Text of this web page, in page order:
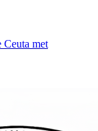
Ceuta met